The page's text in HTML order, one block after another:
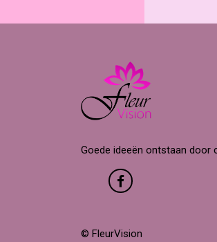
Goede ideeën ontstaan door
© FleurVision